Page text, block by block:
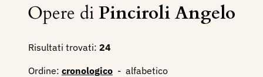
Opere diPinciroli Angelo
Risultati trovati: 24
Ordine: cronologico - alfabetico